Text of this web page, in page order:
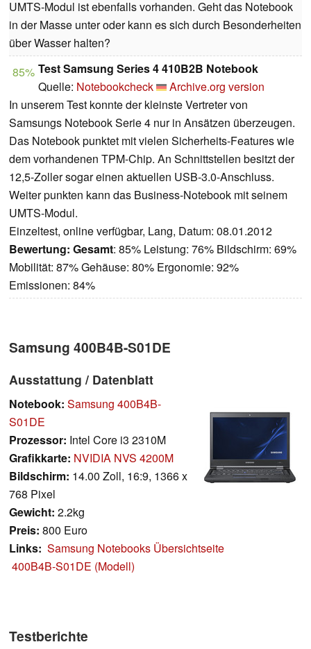
UMTS-Modul ist ebenfalls vorhanden. Geht das Notebook
in der Masse unter oder kann es sich durch Besonderheiten
über Wasser halten?
85% Test Samsung Series 4 410B2B Notebook
Quelle: Notebookcheck
Archive.org version
In unserem Test konnte der kleinste Vertreter von
Samsungs Notebook Serie 4 nur in Ansätzen überzeugen.
Das Notebook punktet mit vielen Sicherheits-Features wie
dem vorhandenen TPM-Chip. An Schnittstellen besitzt der
12,5-Zoller sogar einen aktuellen USB-3.0-Anschluss.
Weiter punkten kann das Business-Notebook mit seinem
UMTS-Modul.
Einzeltest, online verfügbar, Lang, Datum: 08.01.2012
Bewertung: Gesamt: 85% Leistung: 76% Bildschirm: 69%
Mobilität: 87% Gehäuse: 80% Ergonomie: 92%
Emissionen: 84%
Samsung 400B4B-S01DE
Ausstattung / Datenblatt
Notebook: Samsung 400B4B-
S01DE
Prozessor: Intel Core i3 2310M
Grafikkarte: NVIDIA NVS 4200M
Bildschirm: 14.00 Zoll, 16:9, 1366 x
768 Pixel
Gewicht: 2.2kg
Preis: 800 Euro
Links: Samsung Notebooks Übersichtseite
400B4B-S01DE (Modell)
Testberichte